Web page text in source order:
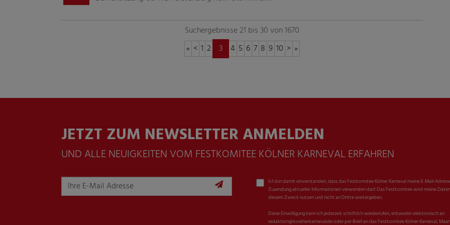
Suchergebnisse 21 bis 30 von 1670
« < 1 2 3 4 5 6 7 8 9 10 > »
JETZT ZUM NEWSLETTER ANMELDEN
UND ALLE NEUIGKEITEN VOM FESTKOMITEE KÖLNER KARNEVAL ERFAHREN
Ich bin damit einverstanden, dass das Festkomitee Kölner Karneval meine E-Mail-
Zusendung aktueller Informationen verwenden darf. Das Festkomitee wird meine
diesem Zweck nutzen und nicht an Dritte weitergeben.
Diese Einwilligung kann ich jederzeit schriftlich wiederrufen, entweder elektronisch an
redaktion@koelnerkarneval.de oder per Brief an das Festkomitee Kölner Karneval,